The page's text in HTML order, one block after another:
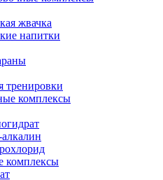
жвачка
напитки
тренировки
комплексы
комплексы